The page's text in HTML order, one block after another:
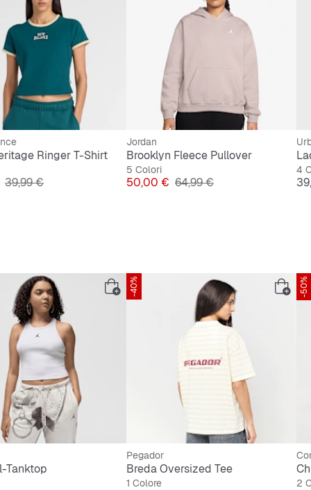
Ringer T-Shirt
Prezzo originale
39,99 €
Jordan
Brooklyn Fleece Pullover
5 Colori
Prezzo
50,00 € Prezzo originale
64,99 €
4
Tanktop
-40%
Pegador
Breda Oversized Tee
1 Colore
-50%
2